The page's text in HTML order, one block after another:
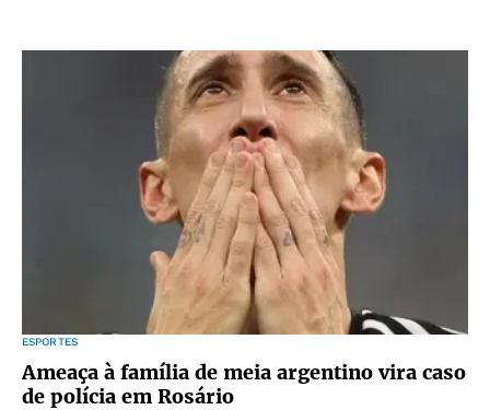
ESPORTES
Ameaça à família de meia argentino vira caso
de polícia em Rosário